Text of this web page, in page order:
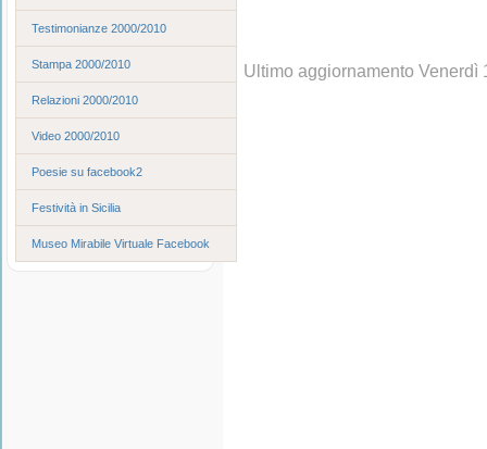
Testimonianze 2000/2010
Stampa 2000/2010
Relazioni 2000/2010
Video 2000/2010
Poesie su facebook2
Festività in Sicilia
Museo Mirabile Virtuale Facebook
Ultimo aggiornamento Venerdì